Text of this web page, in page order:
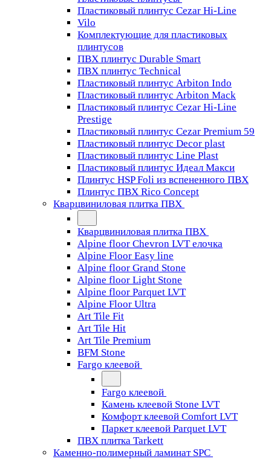
Пластиковый плинтус Cezar Hi-Line
Vilo
Комплектующие для пластиковых
плинтусов
ПВХ плинтус Durable Smart
ПВХ плинтус Technical
Пластиковый плинтус Arbiton Indo
Пластиковый плинтус Arbiton Mack
Пластиковый плинтус Cezar Hi-Line
Prestige
Пластиковый плинтус Cezar Premium 59
Пластиковый плинтус Decor plast
Пластиковый плинтус Line Plast
Пластиковый плинтус Идеал Макси
Плинтус HSP Foli из вспененного ПВХ
Плинтус ПВХ Rico Concept
Кварцвиниловая плитка ПВХ
Кварцвиниловая плитка ПВХ
Alpine floor Chevron LVT елочка
Alpine Floor Easy line
Alpine floor Grand Stone
Alpine floor Light Stone
Alpine floor Parquet LVT
Alpine Floor Ultra
Art Tile Fit
Art Tile Hit
Art Tile Premium
BFM Stone
Fargo клеевой
Fargo клеевой
Камень клеевой Stone LVT
Комфорт клеевой Comfort LVT
Паркет клеевой Parquet LVT
ПВХ плитка Tarkett
Каменно-полимерный ламинат SPC